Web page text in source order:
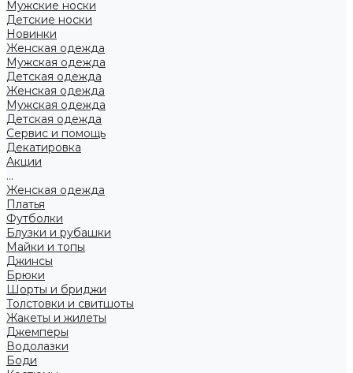
Мужские носки
Детские носки
Новинки
Женская одежда
Мужская одежда
Детская одежда
Женская одежда
Мужская одежда
Детская одежда
Сервис и помощь
Декатировка
Акции
...
Женская одежда
Платья
Футболки
Блузки и рубашки
Майки и топы
Джинсы
Брюки
Шорты и бриджи
Толстовки и свитшоты
Жакеты и жилеты
Джемперы
Водолазки
Боди